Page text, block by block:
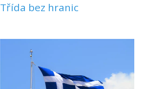
Třída bez hranic